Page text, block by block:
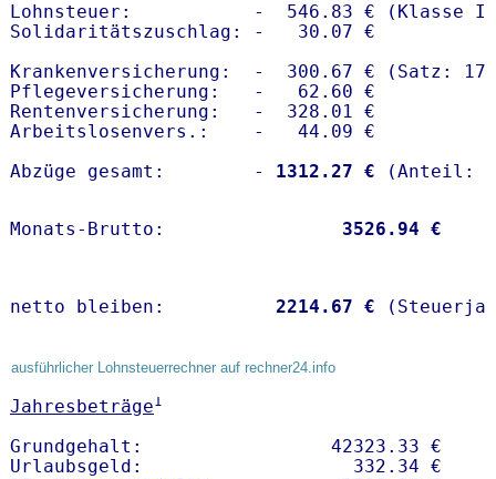
Lohnsteuer:           -  546.83 € (Klasse I)
Solidaritätszuschlag: -   30.07 €
Krankenversicherung:  -  300.67 € (Satz:
Pflegeversicherung:   -   62.60 €
Rentenversicherung:   -  328.01 €
Arbeitslosenvers.:    -   44.09 €
Abzüge gesamt:        -
1312.27 €
Monats-Brutto: 3526.94 €
netto bleiben: 2214.67 €
ausführlicher Lohnsteuerrechner auf rechner24.info
Jahresbeträge1
Grundgehalt:                 42323.33 €
Urlaubsgeld:                   332.34 €